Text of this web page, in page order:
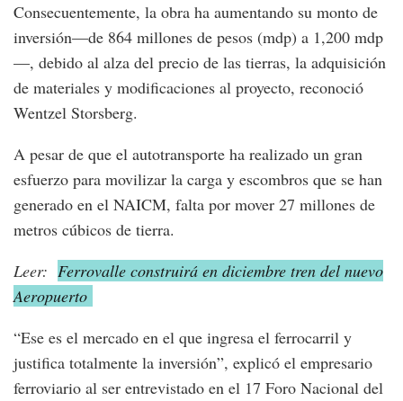
Consecuentemente, la obra ha aumentando su monto de
inversión—de 864 millones de pesos (mdp) a 1,200 mdp
—, debido al alza del precio de las tierras, la adquisición
de materiales y modificaciones al proyecto, reconoció
Wentzel Storsberg.
A pesar de que el autotransporte ha realizado un gran
esfuerzo para movilizar la carga y escombros que se han
generado en el NAICM, falta por mover 27 millones de
metros cúbicos de tierra.
Leer: Ferrovalle construirá en diciembre tren del nuevo
Aeropuerto
“Ese es el mercado en el que ingresa el ferrocarril y
justifica totalmente la inversión”, explicó el empresario
ferroviario al ser entrevistado en el 17 Foro Nacional del